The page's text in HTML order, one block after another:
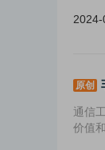
原创
通信
价值